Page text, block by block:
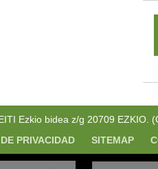
Ezkio bidea z/g 20709 EZKIO.
PRIVACIDAD SITEMAP